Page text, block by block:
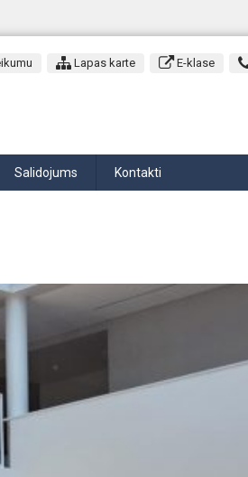
Lapas karte E-klase
Salidojums Kontakti